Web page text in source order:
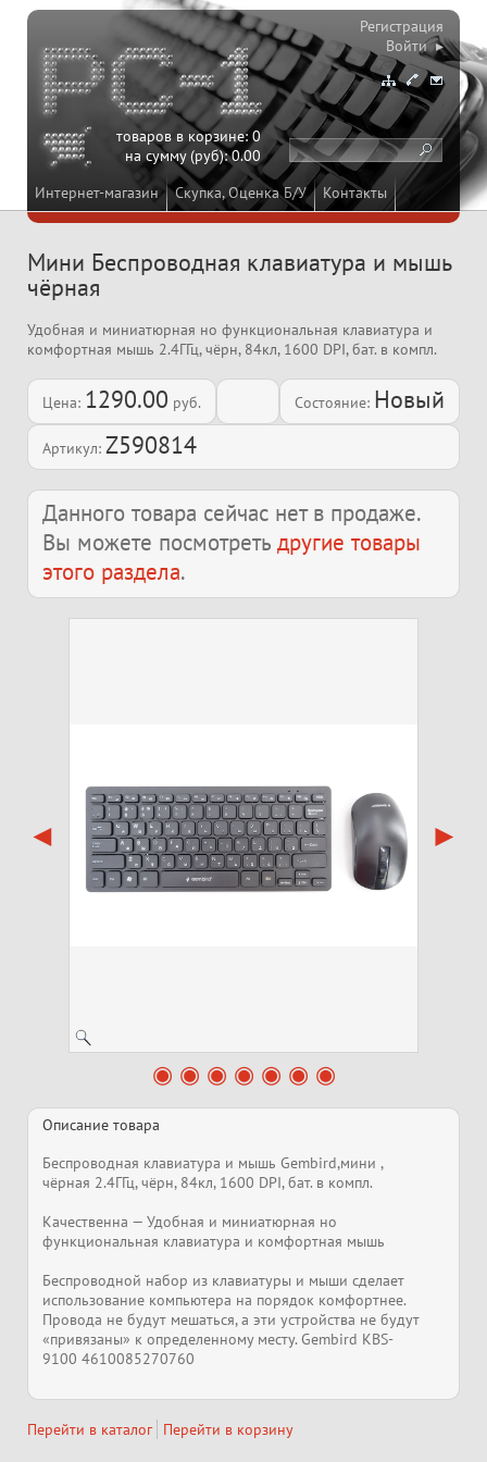
Интернет-магазин Скупка, Оценка Б/У Контакты
товаров в корзине:0
на сумму (руб):0.00
Регистрация
Войти ▸
Мини Беспроводная клавиатура и мышь
чёрная
Удобная и миниатюрная но функциональная клавиатура и
комфортная мышь 2.4ГГц, чёрн, 84кл, 1600 DPI, бат. в компл.
Цена: 1290.00 руб. Состояние: Новый
Артикул: Z590814
Данного товара сейчас нет в продаже.
Вы можете посмотреть другие товары
этого раздела.
Описание товара
Беспроводная клавиатура и мышь Gembird,мини ,
чёрная 2.4ГГц, чёрн, 84кл, 1600 DPI, бат. в компл.
Качественна — Удобная и миниатюрная но
функциональная клавиатура и комфортная мышь
Беспроводной набор из клавиатуры и мыши сделает
использование компьютера на порядок комфортнее.
Провода не будут мешаться, а эти устройства не будут
«привязаны» к определенному месту. Gembird KBS-
9100 4610085270760
Перейти в каталог Перейти в корзину